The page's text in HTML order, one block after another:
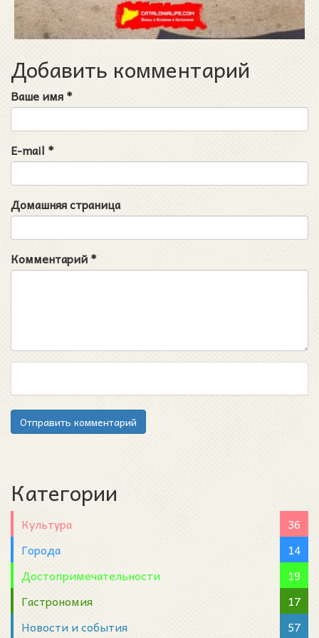
Добавить комментарий
Ваше имя*
E-mail *
Домашняя страница
Комментарий*
Отправить комментарий
Категории
Культура
36
Города
14
Достопримечательности
19
Гастрономия
17
Новости и события
57